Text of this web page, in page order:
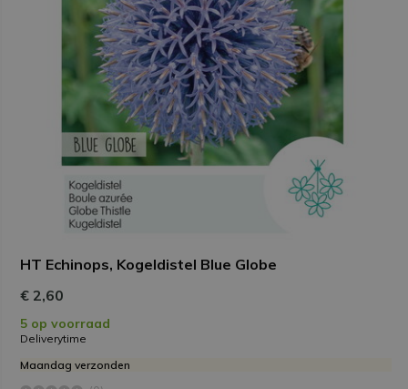
HT Echinops, Kogeldistel Blue Globe
€ 2,60
5 op voorraad
Deliverytime
Maandag verzonden